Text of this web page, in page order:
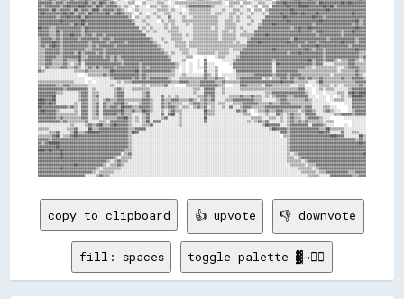
copy to clipboard 👍 upvote 👎 downvote
fill: spaces toggle palette ▓→✊🏽